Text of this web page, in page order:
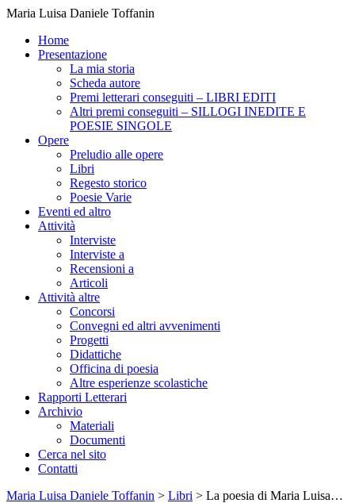
Maria Luisa Daniele Toffanin
Home
Presentazione
La mia storia
Scheda autore
Premi letterari conseguiti – LIBRI EDITI
Altri premi conseguiti – SILLOGI INEDITE E
POESIE SINGOLE
Opere
Preludio alle opere
Libri
Regesto storico
Poesie Varie
Eventi ed altro
Attività
Interviste
Interviste a
Recensioni a
Articoli
Attività altre
Concorsi
Convegni ed altri avvenimenti
Progetti
Didattiche
Officina di poesia
Altre esperienze scolastiche
Rapporti Letterari
Archivio
Materiali
Documenti
Cerca nel sito
Contatti
Maria Luisa Daniele Toffanin > Libri > La poesia di Maria Luisa…